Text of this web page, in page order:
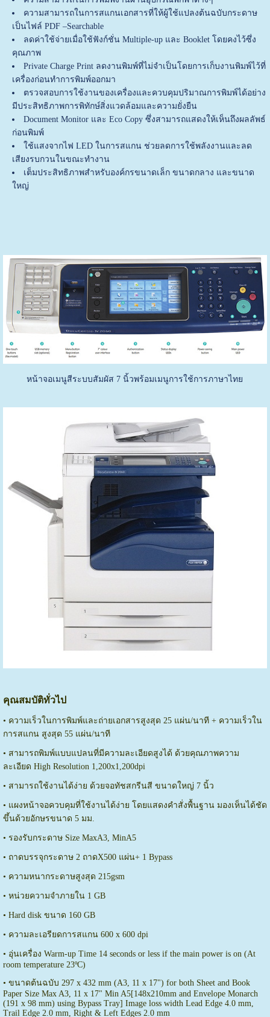
ความสามารถในการสแกนเอกสารที่ให้ผู้ใช้แปลงต้นฉบับกระดาษ
เป็นไฟล์ PDF –Searchable
ลดค่าใช้จ่ายเมื่อใช้ฟังก์ชั่น Multiple-up และ Booklet โดยคงไว้ซึ่ง
คุณภาพ
Private Charge Print ลดงานพิมพ์ที่ไม่จำเป็นโดยการเก็บงานพิมพ์ไว้ที่
เครื่องก่อนทำการพิมพ์ออกมา
ตรวจสอบการใช้งานของเครื่องและควบคุมปริมาณการพิมพ์ได้อย่าง
มีประสิทธิภาพการพิทักษ์สิ่งแวดล้อมและความยั่งยืน
Document Monitor และ Eco Copy ซึ่งสามารถแสดงให้เห็นถึงผลลัพธ์
ก่อนพิมพ์
ใช้แสงจากไฟ LED ในการสแกน ช่วยลดการใช้พลังงานและลด
เสียงรบกวนในขณะทำงาน
เต็มประสิทธิภาพสำหรับองค์กรขนาดเล็ก ขนาดกลาง และขนาด
ใหญ่
หน้าจอเมนูสีระบบสัมผัส 7 นิ้วพร้อมเมนูการใช้การภาษาไทย
คุณสมบัติทั่วไป
• ความเร็วในการพิมพ์และถ่ายเอกสารสูงสุด 25 แผ่น/นาที + ความเร็วใน
การสแกน สูงสุด 55 แผ่น/นาที
• สามารถพิมพ์แบบแปลนที่มีความละเอียดสูงได้ ด้วยคุณภาพความ
ละเอียด High Resolution 1,200x1,200dpi
• สามารถใช้งานได้ง่าย ด้วยจอทัชสกรีนสี ขนาดใหญ่ 7 นิ้ว
• แผงหน้าจอควบคุมที่ใช้งานได้ง่าย โดยแสดงคำสั่งพื้นฐาน มองเห็นได้ชัด
ขึ้นด้วยอักษรขนาด 5 มม.
• รองรับกระดาษ Size MaxA3, MinA5
• ถาดบรรจุกระดาษ 2 ถาดX500 แผ่น+ 1 Bypass
• ความหนากระดาษสูงสุด 215gsm
• หน่วยความจำภายใน 1 GB
• Hard disk ขนาด 160 GB
• ความละเอรียดการสแกน 600 x 600 dpi
• อุ่นเครื่อง Warm-up Time 14 seconds or less if the main power is on (At
room temperature 23ºC)
• ขนาดต้นฉบับ 297 x 432 mm (A3, 11 x 17") for both Sheet and Book
Paper Size Max A3, 11 x 17" Min A5[148x210mm and Envelope Monarch
(191 x 98 mm) using Bypass Tray] Image loss width Lead Edge 4.0 mm,
Trail Edge 2.0 mm, Right & Left Edges 2.0 mm